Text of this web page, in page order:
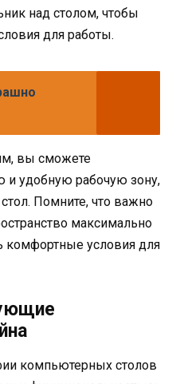
над столом, чтобы
для работы.
вы сможете
и удобную рабочую зону,
Помните, что важно
максимально
комфортные условия для
компьютерных столов